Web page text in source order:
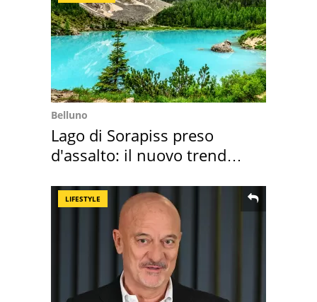
Belluno
Lago di Sorapiss preso
d'assalto: il nuovo trend
LIFESTYLE